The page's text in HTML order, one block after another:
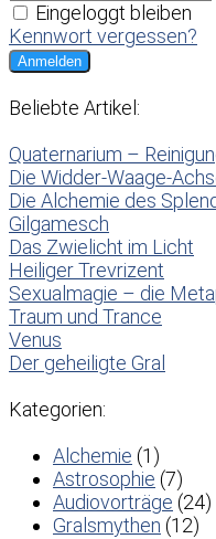
Eingeloggt bleiben
Kennwort vergessen?
Beliebte Artikel:
Quaternarium –
Die Widder-Waage-
Die Alchemie des
Gilgamesch
Das Zwielicht im Licht
Heiliger Trevrizent
Sexualmagie – die
Traum und Trance
Venus
Der geheiligte Gral
Kategorien:
Alchemie (1)
Astrosophie (7)
Audiovorträge (24)
Gralsmythen (12)